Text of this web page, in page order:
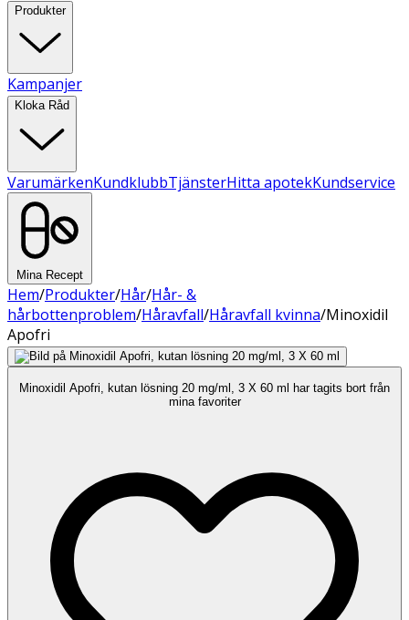
Produkter
Kampanjer
Kloka Råd
VarumärkenKundklubbTjänsterHitta apotekKundservice
Mina Recept
Hem/Produkter/Hår/Hår- &
hårbottenproblem/Håravfall/Håravfall kvinna/Minoxidil
Apofri
Minoxidil Apofri, kutan lösning 20 mg/ml, 3 X 60 ml har tagits bort från
mina favoriter